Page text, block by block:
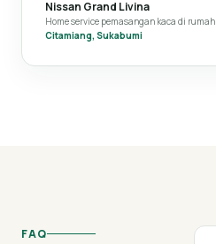
Nissan Grand Livina
Home service pemasangan kaca di rumah
Citamiang, Sukabumi
FAQ